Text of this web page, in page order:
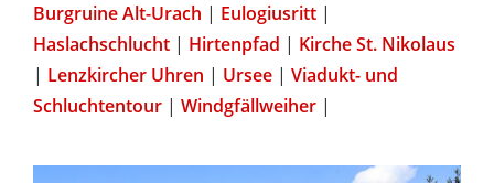
Burgruine Alt-Urach | Eulogiusritt |
Haslachschlucht | Hirtenpfad | Kirche St. Nikolaus
| Lenzkircher Uhren | Ursee | Viadukt- und
Schluchtentour | Windgfällweiher |